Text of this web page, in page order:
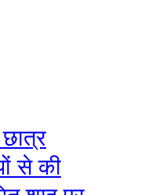
से की